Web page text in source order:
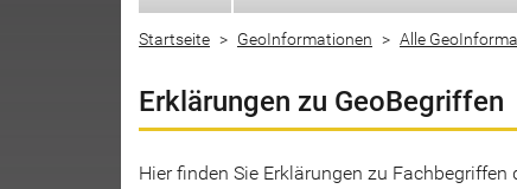
Startseite GeoInformationen Alle
Erklärungen zu GeoBegriffen
Hier finden Sie Erklärungen zu